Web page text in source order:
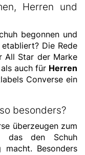
Herren und
begonnen und
Die Rede
All Star der Marke
als auch für Herren
Converse ein
besonders?
überzeugen zum
das den Schuh
macht. Besonders